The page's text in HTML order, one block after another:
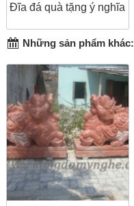
Đĩa đá quà tặng ý nghĩa
Những sản phẩm khác: